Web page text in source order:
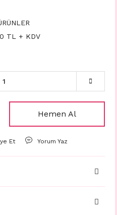
TL + KDV
Hemen Al
Et Yorum Yaz